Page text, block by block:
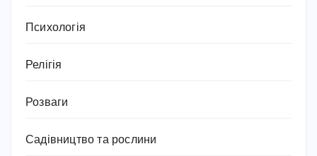
Психологія
Релігія
Розваги
Садівництво та рослини